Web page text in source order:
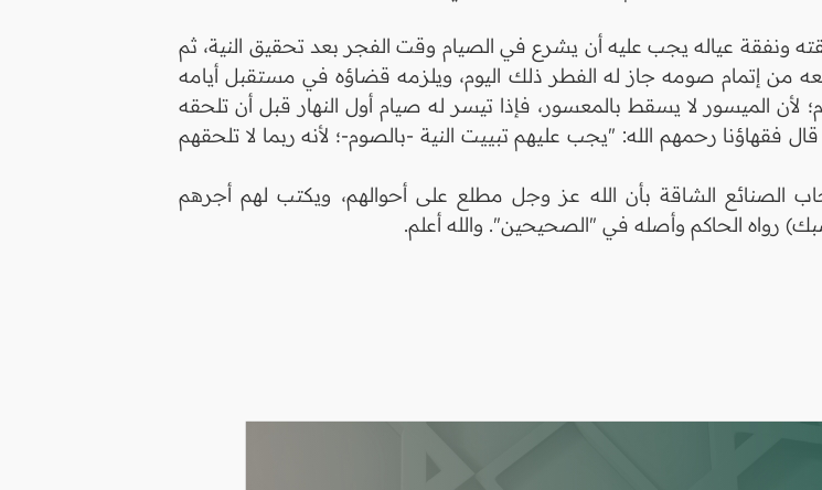
عياله يجب عليه أن يشرع في الصيام وقت الفجر بعد تحقيق النية، ثم
من إتمام صومه جاز له الفطر ذلك اليوم، ويلزمه قضاؤه في مستقبل أيامه
الميسور لا يسقط بالمعسور، فإذا تيسر له صيام أول النهار قبل أن تلحقه
رحمهم الله: "يجب عليهم تبييت النية -بالصوم-؛ لأنه ربما لا تلحقهم
الصنائع الشاقة بأن الله عز وجل مطلع على أحوالهم، ويكتب لهم أجرهم
رواه الحاكم وأصله في "الصحيحين". والله أعلم.